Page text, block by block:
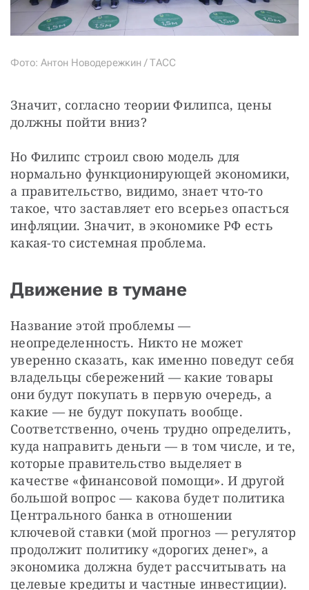
Фото: Антон Новодережкин / ТАСС
Значит, согласно теории Филипса, цены
должны пойти вниз?
Но Филипс строил свою модель для
нормально функционирующей экономики,
а правительство, видимо, знает что-то
такое, что заставляет его всерьез опасться
инфляции. Значит, в экономике РФ есть
какая-то системная проблема.
Движение в тумане
Название этой проблемы —
неопределенность. Никто не может
уверенно сказать, как именно поведут себя
владельцы сбережений — какие товары
они будут покупать в первую очередь, а
какие — не будут покупать вообще.
Соответственно, очень трудно определить,
куда направить деньги — в том числе, и те,
которые правительство выделяет в
качестве «финансовой помощи». И другой
большой вопрос — какова будет политика
Центрального банка в отношении
ключевой ставки (мой прогноз — регулятор
продолжит политику «дорогих денег», а
экономика должна будет рассчитывать на
целевые кредиты и частные инвестиции).